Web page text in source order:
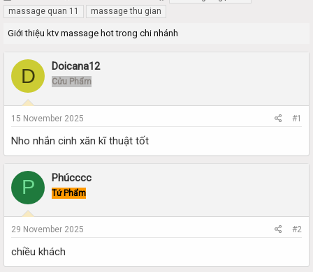
h
r
e
s
t
r
t
t
a
r
a
t
massage quan 11
massage thu gian
Giới thiệu ktv massage hot trong chi nhánh
D Doicana12
Cửu Phẩm
15 November 2025 #1
Nho nhắn cinh xăn kĩ thuật tốt
P Phúcccc
Tứ Phẩm
29 November 2025 #2
chiều khách